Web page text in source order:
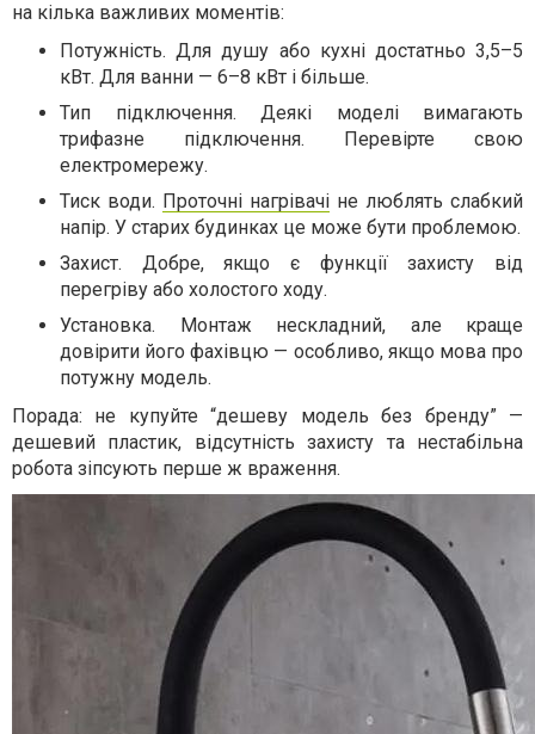
на кілька важливих моментів:
Потужність. Для душу або кухні достатньо 3,5–5
кВт. Для ванни — 6–8 кВт і більше.
Тип підключення. Деякі моделі вимагають
трифазне підключення. Перевірте свою
електромережу.
Тиск води. Проточні нагрівачі не люблять слабкий
напір. У старих будинках це може бути проблемою.
Захист. Добре, якщо є функції захисту від
перегріву або холостого ходу.
Установка. Монтаж нескладний, але краще
довірити його фахівцю — особливо, якщо мова про
потужну модель.
Порада: не купуйте “дешеву модель без бренду” —
дешевий пластик, відсутність захисту та нестабільна
робота зіпсують перше ж враження.